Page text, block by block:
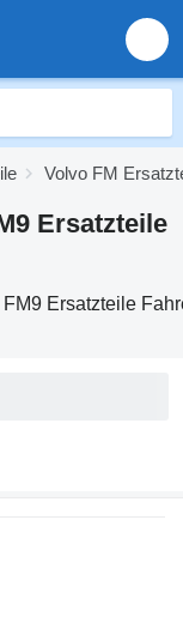
Volvo FM
Ersatzteile
Ersatzteile